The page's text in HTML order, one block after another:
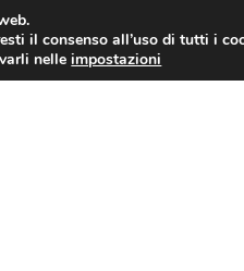
INSPIRATION
il consenso all’uso di tutti i
nelleimpostazioni